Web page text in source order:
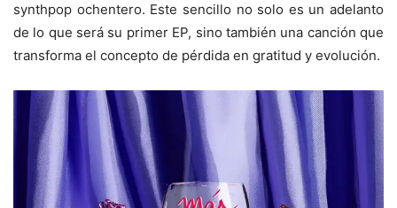
synthpop ochentero. Este sencillo no solo es un adelanto
de lo que será su primer EP, sino también una canción que
transforma el concepto de pérdida en gratitud y evolución.